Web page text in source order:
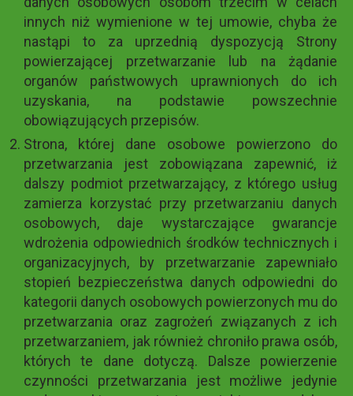
innych niż wymienione w tej umowie, chyba że
nastąpi to za uprzednią dyspozycją Strony
powierzającej przetwarzanie lub na żądanie
organów państwowych uprawnionych do ich
uzyskania, na podstawie powszechnie
obowiązujących przepisów.
Strona, której dane osobowe powierzono do
przetwarzania jest zobowiązana zapewnić, iż
dalszy podmiot przetwarzający, z którego usług
zamierza korzystać przy przetwarzaniu danych
osobowych, daje wystarczające gwarancje
wdrożenia odpowiednich środków technicznych i
organizacyjnych, by przetwarzanie zapewniało
stopień bezpieczeństwa danych odpowiedni do
kategorii danych osobowych powierzonych mu do
przetwarzania oraz zagrożeń związanych z ich
przetwarzaniem, jak również chroniło prawa osób,
których te dane dotyczą. Dalsze powierzenie
czynności przetwarzania jest możliwe jedynie